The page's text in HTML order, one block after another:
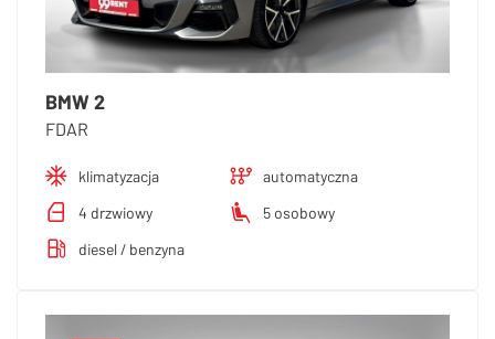
BMW 2
FDAR
klimatyzacja
automatyczna
4 drzwiowy
5 osobowy
diesel / benzyna